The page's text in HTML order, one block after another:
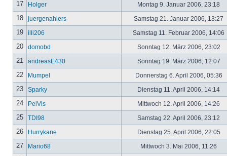
17 Holger Montag 9. Januar 2006, 23:18
18 juergenahlers Samstag 21. Januar 2006, 13:27
19 illi206 Samstag 11. Februar 2006, 14:06
20 domobd Sonntag 12. März 2006, 23:02
21 andreasE430 Sonntag 19. März 2006, 12:07
22 Mumpel Donnerstag 6. April 2006, 05:36
23 Sparky Dienstag 11. April 2006, 14:14
24 PelVis Mittwoch 12. April 2006, 14:26
25 TDI98 Samstag 22. April 2006, 23:12
26 Hurrykane Dienstag 25. April 2006, 22:05
27 Mario68 Mittwoch 3. Mai 2006, 11:26